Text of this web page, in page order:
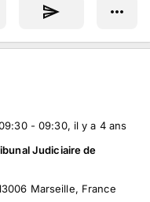
- 09:30, il y a 4 ans
Judiciaire de
Marseille, France